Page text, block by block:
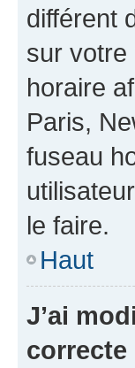
différent
sur votre
horaire
Paris,
fuseau
le faire.
Haut
J’ai
correcte